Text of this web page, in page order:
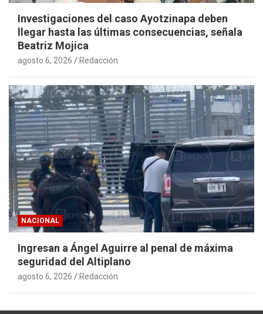
Investigaciones del caso Ayotzinapa deben
llegar hasta las últimas consecuencias, señala
Beatriz Mojica
agosto 6, 2026 Redacción
NACIONAL
Ingresan a Ángel Aguirre al penal de máxima
seguridad del Altiplano
agosto 6, 2026 Redacción